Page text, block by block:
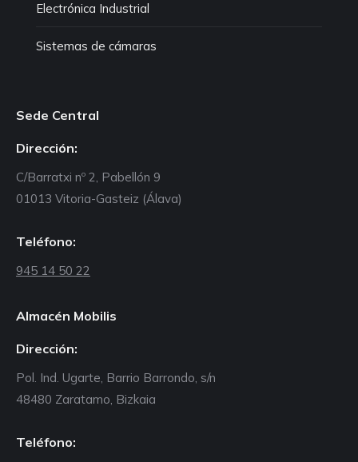
Electrónica Industrial
Sistemas de cámaras
Sede Central
Dirección:
C/Barratxi nº 2, Pabellón 9
01013 Vitoria-Gasteiz (Álava)
Teléfono:
945 14 50 22
Almacén Mobilis
Dirección:
Pol. Ind. Ugarte, Barrio Barrondo, s/n
48480 Zaratamo, Bizkaia
Teléfono: